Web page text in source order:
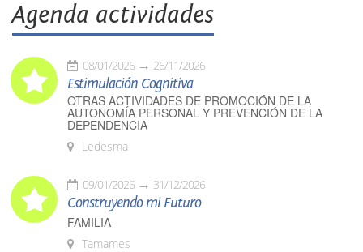
Agenda actividades
08/01/2026 26/11/2026
Estimulación Cognitiva
OTRAS ACTIVIDADES DE PROMOCIÓN DE LA
AUTONOMÍA PERSONAL Y PREVENCIÓN DE LA
DEPENDENCIA
Ledesma
09/01/2026 31/12/2026
Construyendo mi Futuro
FAMILIA
Tamames